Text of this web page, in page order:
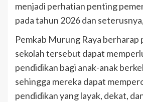
menjadi perhatian penting
pada tahun 2026 dan
Pemkab Murung Raya berharap
sekolah tersebut dapat
pendidikan bagi anak-anak
sehingga mereka dapat
pendidikan yang layak, dekat,